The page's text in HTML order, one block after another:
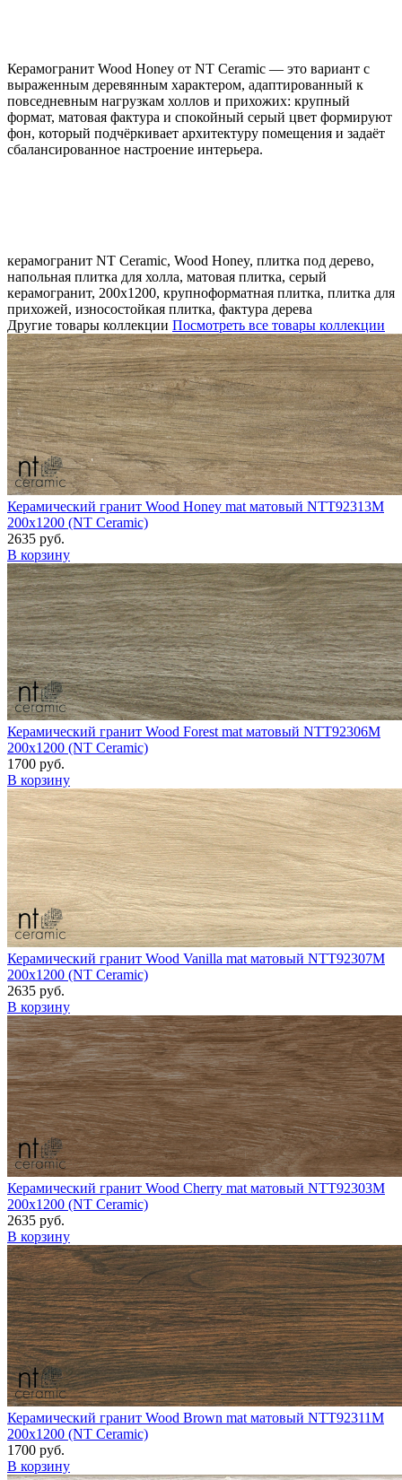
Керамогранит Wood Honey от NT Ceramic — это вариант с
выраженным деревянным характером, адаптированный к
повседневным нагрузкам холлов и прихожих: крупный
формат, матовая фактура и спокойный серый цвет формируют
фон, который подчёркивает архитектуру помещения и задаёт
сбалансированное настроение интерьера.
керамогранит NT Ceramic, Wood Honey, плитка под дерево,
напольная плитка для холла, матовая плитка, серый
керамогранит, 200x1200, крупноформатная плитка, плитка для
прихожей, износостойкая плитка, фактура дерева
Другие товары коллекции Посмотреть все товары коллекции
Керамический гранит Wood Honey mat матовый NTT92313M
200x1200 (NT Ceramic)
2635 руб.
В корзину
Керамический гранит Wood Forest mat матовый NTT92306M
200x1200 (NT Ceramic)
1700 руб.
В корзину
Керамический гранит Wood Vanilla mat матовый NTT92307M
200x1200 (NT Ceramic)
2635 руб.
В корзину
Керамический гранит Wood Cherry mat матовый NTT92303M
200x1200 (NT Ceramic)
2635 руб.
В корзину
Керамический гранит Wood Brown mat матовый NTT92311M
200x1200 (NT Ceramic)
1700 руб.
В корзину